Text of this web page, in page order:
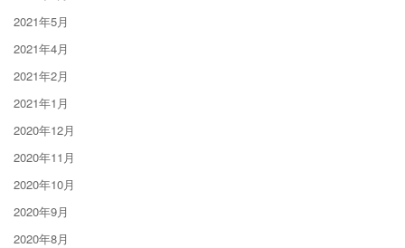
2021年5月
2021年4月
2021年2月
2021年1月
2020年12月
2020年11月
2020年10月
2020年9月
2020年8月